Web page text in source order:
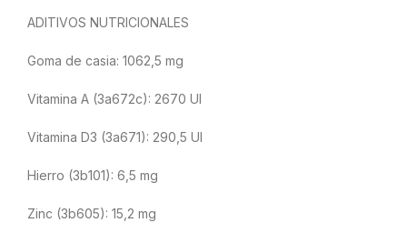
ADITIVOS NUTRICIONALES
Goma de casia: 1062,5 mg
Vitamina A (3a672c): 2670 UI
Vitamina D3 (3a671): 290,5 UI
Hierro (3b101): 6,5 mg
Zinc (3b605): 15,2 mg